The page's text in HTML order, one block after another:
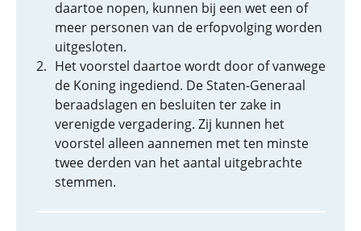
daartoe nopen, kunnen bij een wet een of
meer personen van de erfopvolging worden
uitgesloten.
Het voorstel daartoe wordt door of vanwege
de Koning ingediend. De Staten-Generaal
beraadslagen en besluiten ter zake in
verenigde vergadering. Zij kunnen het
voorstel alleen aannemen met ten minste
twee derden van het aantal uitgebrachte
stemmen.